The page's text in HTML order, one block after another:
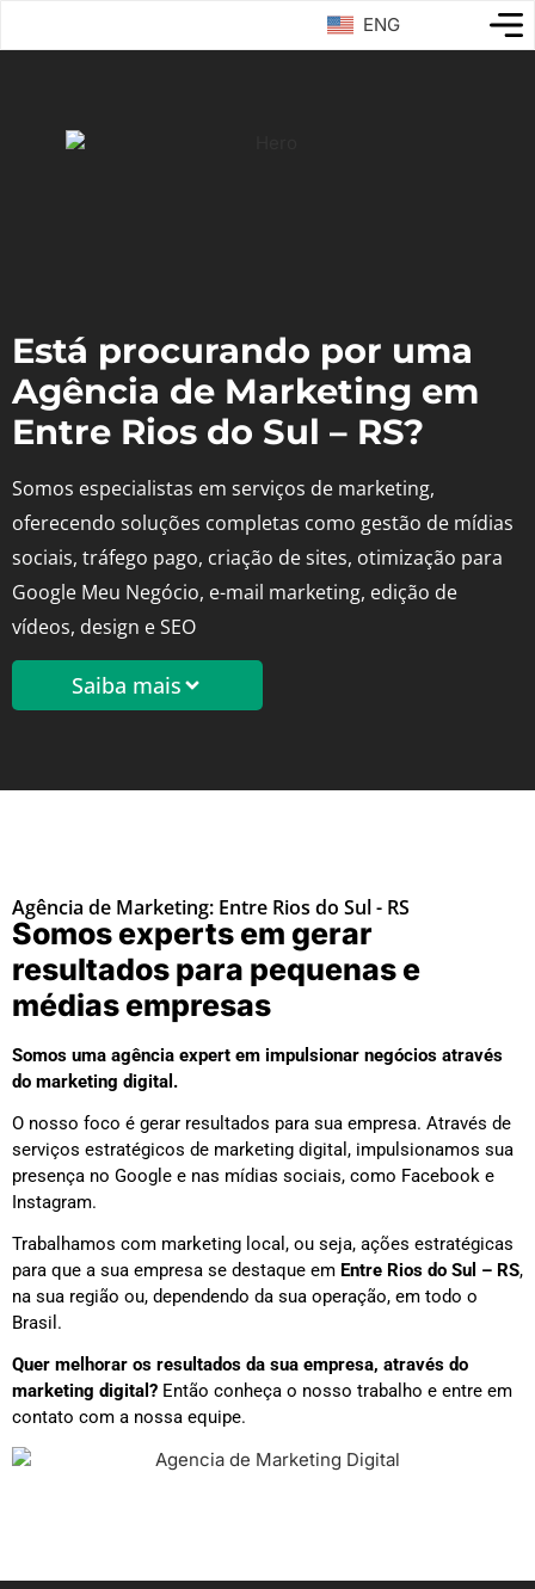
ENG
Está procurando por uma
Agência de Marketing em
Entre Rios do Sul – RS?
Somos especialistas em serviços de marketing,
oferecendo soluções completas como gestão de mídias
sociais, tráfego pago, criação de sites, otimização para
Google Meu Negócio, e-mail marketing, edição de
vídeos, design e SEO
Saiba mais
Agência de Marketing: Entre Rios do Sul - RS
Somos experts em gerar
resultados para pequenas e
médias empresas
Somos uma agência expert em impulsionar negócios através
do marketing digital.
O nosso foco é gerar resultados para sua empresa. Através de
serviços estratégicos de marketing digital, impulsionamos sua
presença no Google e nas mídias sociais, como Facebook e
Instagram.
Trabalhamos com marketing local, ou seja, ações estratégicas
para que a sua empresa se destaque em Entre Rios do Sul – RS,
na sua região ou, dependendo da sua operação, em todo o
Brasil.
Quer melhorar os resultados da sua empresa, através do
marketing digital? Então conheça o nosso trabalho e entre em
contato com a nossa equipe.